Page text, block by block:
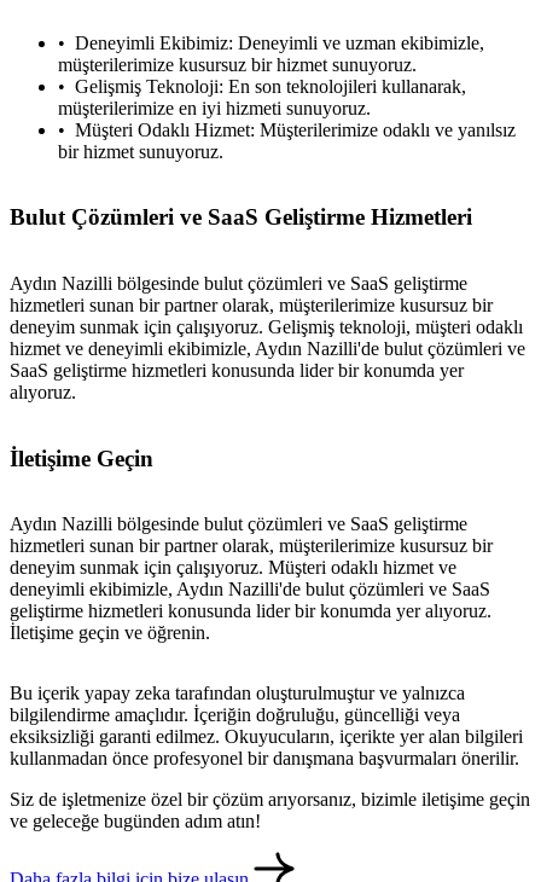
Deneyimli Ekibimiz: Deneyimli ve uzman ekibimizle,
müşterilerimize kusursuz bir hizmet sunuyoruz.
Gelişmiş Teknoloji: En son teknolojileri kullanarak,
müşterilerimize en iyi hizmeti sunuyoruz.
Müşteri Odaklı Hizmet: Müşterilerimize odaklı ve yanılsız
bir hizmet sunuyoruz.
Bulut Çözümleri ve SaaS Geliştirme Hizmetleri
Aydın Nazilli bölgesinde bulut çözümleri ve SaaS geliştirme
hizmetleri sunan bir partner olarak, müşterilerimize kusursuz bir
deneyim sunmak için çalışıyoruz. Gelişmiş teknoloji, müşteri odaklı
hizmet ve deneyimli ekibimizle, Aydın Nazilli'de bulut çözümleri ve
SaaS geliştirme hizmetleri konusunda lider bir konumda yer
alıyoruz.
İletişime Geçin
Aydın Nazilli bölgesinde bulut çözümleri ve SaaS geliştirme
hizmetleri sunan bir partner olarak, müşterilerimize kusursuz bir
deneyim sunmak için çalışıyoruz. Müşteri odaklı hizmet ve
deneyimli ekibimizle, Aydın Nazilli'de bulut çözümleri ve SaaS
geliştirme hizmetleri konusunda lider bir konumda yer alıyoruz.
İletişime geçin ve öğrenin.
Bu içerik yapay zeka tarafından oluşturulmuştur ve yalnızca
bilgilendirme amaçlıdır. İçeriğin doğruluğu, güncelliği veya
eksiksizliği garanti edilmez. Okuyucuların, içerikte yer alan bilgileri
kullanmadan önce profesyonel bir danışmana başvurmaları önerilir.
Siz de işletmenize özel bir çözüm arıyorsanız, bizimle iletişime geçin
ve geleceğe bugünden adım atın!